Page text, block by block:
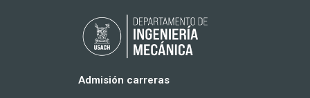
Admisión carreras